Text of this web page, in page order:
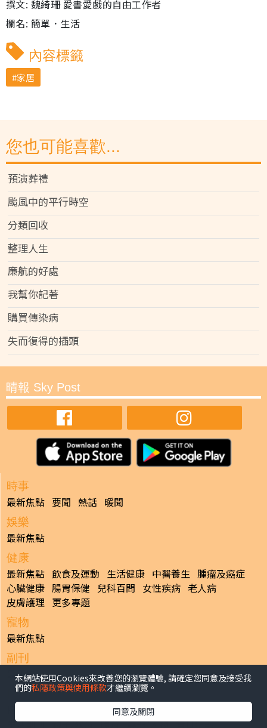
撰文: 魏綺珊 愛書愛戲的自由工作者
欄名: 簡單．生活
內容標籤
家居
您也可能喜歡...
預演葬禮
颱風中的平行時空
分類回收
整理人生
廉航的好處
我幫你記著
購買傳染病
失而復得的插頭
晴報 Sky Post
時事
最新焦點 要聞 熱話 暖聞
娛樂
最新焦點
健康
最新焦點 飲食及運動 生活健康 中醫養生 腫瘤及癌症
心臟健康 腸胃保健 兒科百問 女性疾病 老人病
皮膚護理 更多專題
寵物
最新焦點
副刊
最新焦點
日報
中國/國際
生活副刊 親子/教育 體育 專題/人物 昔日晴報
本網站使用Cookies來改善您的瀏覽體驗, 請確定您同意及接受我
們的私隱政策與使用條款才繼續瀏覽。
同意及關閉